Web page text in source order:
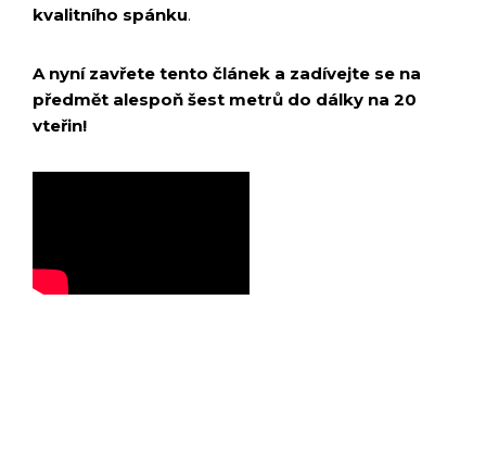
kvalitního spánku.
A nyní zavřete tento článek a zadívejte se na
předmět alespoň šest metrů do dálky na 20
vteřin!